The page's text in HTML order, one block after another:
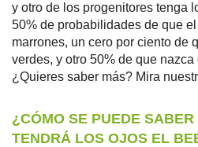
y otro de los progenitores tenga
50% de probabilidades de que
marrones, un cero por ciento de
verdes, y otro 50% de que
¿Quieres saber más? Mira
¿CÓMO SE PUEDE
TENDRÁ LOS OJOS EL